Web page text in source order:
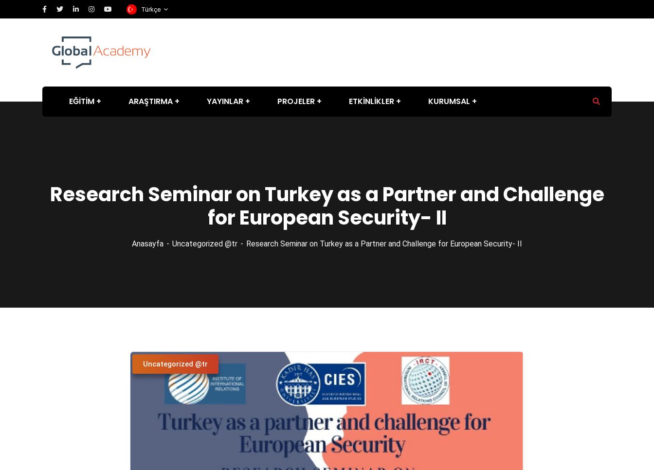
Türkçe
EĞİTİM ARAŞTIRMA YAYINLAR PROJELER ETKİNLİKLER KURUMSAL
Research Seminar on Turkey as a Partner and Challenge
for European Security- II
Anasayfa Uncategorized @tr Research Seminar on Turkey as a Partner and Challenge for European Security- II
Uncategorized @tr